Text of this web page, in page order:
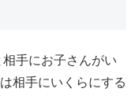
手にお子さんがい
相手にいくらにする